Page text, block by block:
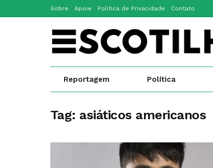
Sobre Apoie Política de Privacidade Contato
Reportagem Política
Tag: asiáticos americanos